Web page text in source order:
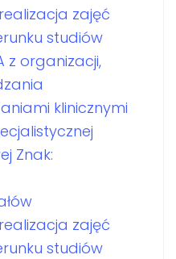
zajęć
studiów
z organizacji,
klinicznymi
Znak:
zajęć
studiów